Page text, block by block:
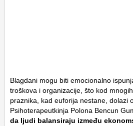
Blagdani mogu biti emocionalno
troškova i organizacije, što kod
praznika, kad euforija nestane, dolazi
Psihoterapeutkinja Polona Bencun
da ljudi balansiraju između